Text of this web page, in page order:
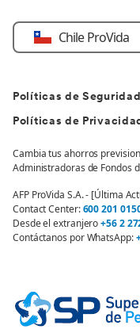
Chile ProVida
Políticas de Seguridad
Políticas de Privacidad
Cambia tus ahorros
Administradoras de Fondos
AFP ProVida S.A. - [Última
Contact Center:600 201
Desde el extranjero+56 2
Contáctanos por WhatsApp: